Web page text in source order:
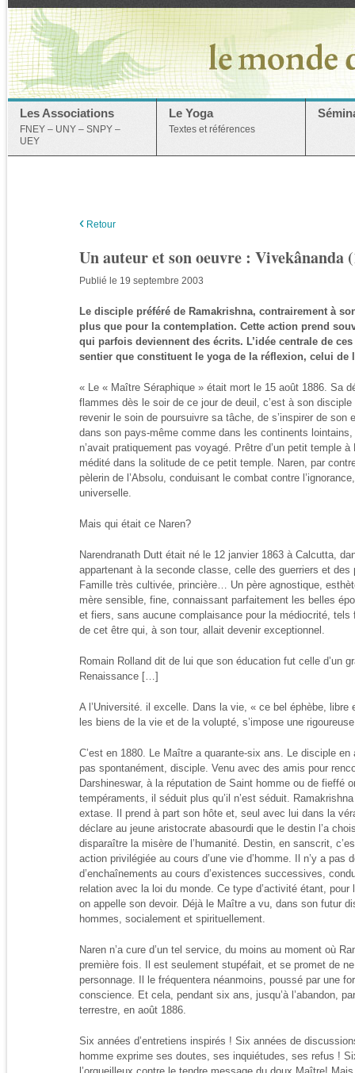
Les Associations
FNEY – UNY – SNPY –
UEY
Le Yoga
Textes et références
‹ Retour
Un auteur et son oeuvre : Vivekânanda
Publié le 19 septembre 2003
Le disciple préféré de Ramakrishna, contrairement à
plus que pour la contemplation. Cette action prend
qui parfois deviennent des écrits. L’idée centrale de
sentier que constituent le yoga de la réflexion, celui de
« Le « Maître Séraphique » était mort le 15 août 1886. Sa
flammes dès le soir de ce jour de deuil, c’est à son
revenir le soin de poursuivre sa tâche, de s’inspirer de son
dans son pays-même comme dans les continents
n’avait pratiquement pas voyagé. Prêtre d’un petit temple
médité dans la solitude de ce petit temple. Naren, par
pèlerin de l’Absolu, conduisant le combat contre
universelle.
Mais qui était ce Naren?
Narendranath Dutt était né le 12 janvier 1863 à Calcutta,
appartenant à la seconde classe, celle des guerriers et
Famille très cultivée, princière… Un père agnostique,
mère sensible, fine, connaissant parfaitement les belles
et fiers, sans aucune complaisance pour la médiocrité,
de cet être qui, à son tour, allait devenir exceptionnel.
Romain Rolland dit de lui que son éducation fut celle d’un
Renaissance […]
A l’Université. il excelle. Dans la vie, « ce bel éphèbe, libre
les biens de la vie et de la volupté, s’impose une
C’est en 1880. Le Maître a quarante-six ans. Le disciple en
pas spontanément, disciple. Venu avec des amis pour
Darshineswar, à la réputation de Saint homme ou de fieffé
tempéraments, il séduit plus qu’il n’est séduit.
extase. Il prend à part son hôte et, seul avec lui dans la
déclare au jeune aristocrate abasourdi que le destin l’a
disparaître la misère de l’humanité. Destin, en sanscrit,
action privilégiée au cours d’une vie d’homme. Il n’y a pas
d’enchaînements au cours d’existences successives,
relation avec la loi du monde. Ce type d’activité étant, pour
on appelle son devoir. Déjà le Maître a vu, dans son futur
hommes, socialement et spirituellement.
Naren n’a cure d’un tel service, du moins au moment où
première fois. Il est seulement stupéfait, et se promet de
personnage. Il le fréquentera néanmoins, poussé par une
conscience. Et cela, pendant six ans, jusqu’à l’abandon,
terrestre, en août 1886.
Six années d’entretiens inspirés ! Six années de
homme exprime ses doutes, ses inquiétudes, ses refus !